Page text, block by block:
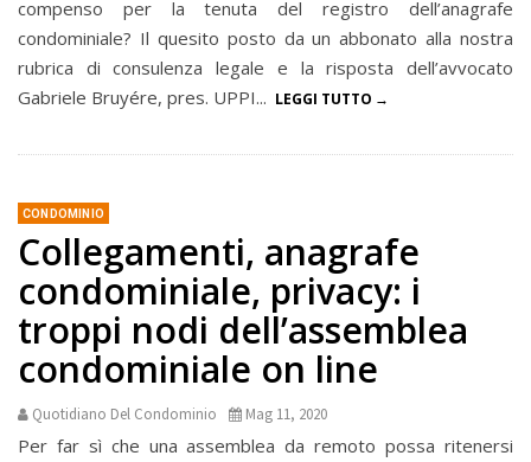
compenso per la tenuta del registro dell’anagrafe
condominiale? Il quesito posto da un abbonato alla nostra
rubrica di consulenza legale e la risposta dell’avvocato
Gabriele Bruyére, pres. UPPI... LEGGI TUTTO
CONDOMINIO
Collegamenti, anagrafe
condominiale, privacy: i
troppi nodi dell’assemblea
condominiale on line
Quotidiano Del Condominio Mag 11, 2020
Per far sì che una assemblea da remoto possa ritenersi